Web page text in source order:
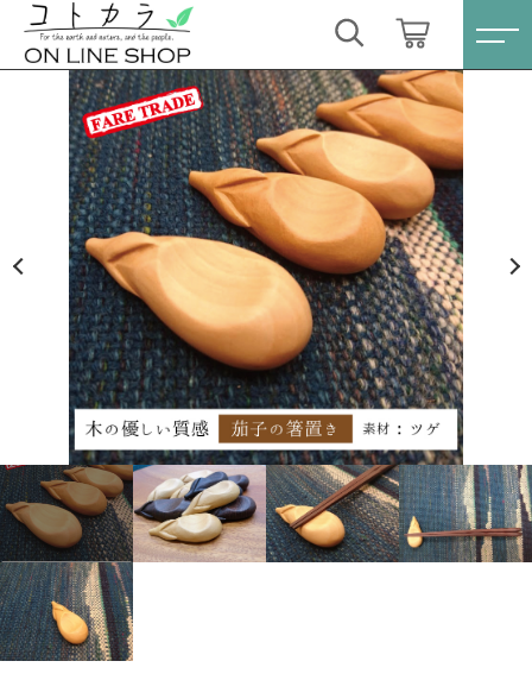
カートに商品を追加しました
箸置き 茄子 １個〔ツゲ〕
数量
550円（税込）
ショッピングを続ける
カートを確認する
ログイン / 会員登録
お気に入り
すべての商品
スキンケア・石鹸
HINOKI（土佐ヒノキ）シリーズ
サステナブル歯ブラシ・歯磨き粉
洗剤・食器用石鹸
タオル/ハンカチ
国産［奥会津］かごバッグ
カトラリー/食器
すべて
スキンケア・石鹸
HINOKI（土佐ヒノキ）シリーズ
サステナブル歯ブラシ・歯磨き粉
洗剤・食器用石鹸
タオル/ハンカチ
国産［奥会津］かごバッグ
キーワード検索
こだわり検索
親カテゴリ
子カテゴリ
価格帯
～
その他
在庫あり